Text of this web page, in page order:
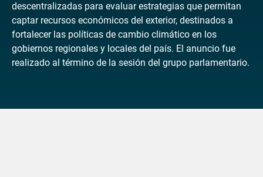
descentralizadas para evaluar estrategias que permitan
captar recursos económicos del exterior, destinados a
fortalecer las políticas de cambio climático en los
gobiernos regionales y locales del país. El anuncio fue
realizado al término de la sesión del grupo parlamentario.